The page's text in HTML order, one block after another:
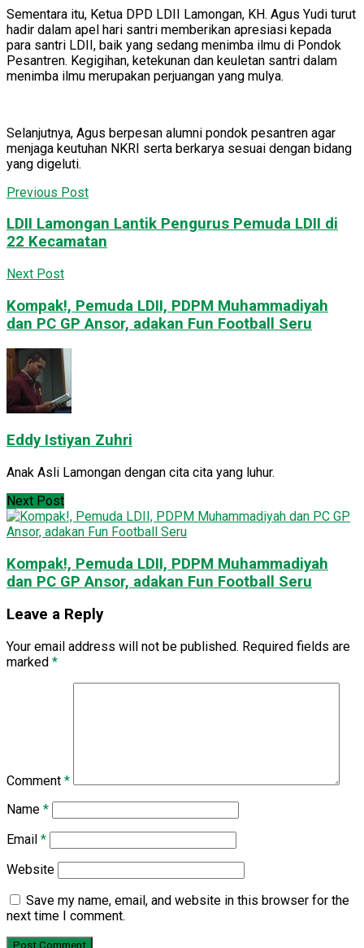
Sementara itu, Ketua DPD LDII Lamongan, KH. Agus Yudi turut
hadir dalam apel hari santri memberikan apresiasi kepada
para santri LDII, baik yang sedang menimba ilmu di Pondok
Pesantren. Kegigihan, ketekunan dan keuletan santri dalam
menimba ilmu merupakan perjuangan yang mulya.
Selanjutnya, Agus berpesan alumni pondok pesantren agar
menjaga keutuhan NKRI serta berkarya sesuai dengan bidang
yang digeluti.
Previous Post
LDII Lamongan Lantik Pengurus Pemuda LDII di
22 Kecamatan
Next Post
Kompak!, Pemuda LDII, PDPM Muhammadiyah
dan PC GP Ansor, adakan Fun Football Seru
Eddy Istiyan Zuhri
Anak Asli Lamongan dengan cita cita yang luhur.
Next Post
Kompak!, Pemuda LDII, PDPM Muhammadiyah
dan PC GP Ansor, adakan Fun Football Seru
Leave a Reply
Your email address will not be published. Required fields are
marked *
Comment *
Name *
Email *
Website
Save my name, email, and website in this browser for the
next time I comment.